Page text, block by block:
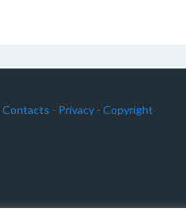
Contacts - Privacy- Copyright